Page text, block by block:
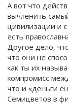
А вот что
вычленить
цивилизации и
есть
Другое дело,
что они не
как ты их
компромисс
что и «деньги
Семицветов в